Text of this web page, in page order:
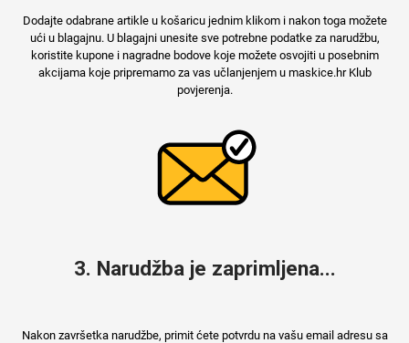
Dodajte odabrane artikle u košaricu jednim klikom i nakon toga možete
ući u blagajnu. U blagajni unesite sve potrebne podatke za narudžbu,
koristite kupone i nagradne bodove koje možete osvojiti u posebnim
akcijama koje pripremamo za vas učlanjenjem u maskice.hr Klub
povjerenja.
3. Narudžba je zaprimljena...
Nakon završetka narudžbe, primit ćete potvrdu na vašu email adresu sa